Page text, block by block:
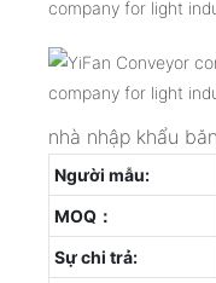
nhà nhập khẩu
Người mẫu:
MOQ：
Sự chi trả: